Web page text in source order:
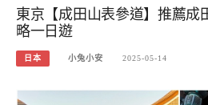
東京【成田山表參道】推薦成
略一日遊
日本 小兔小安 2025-05-14